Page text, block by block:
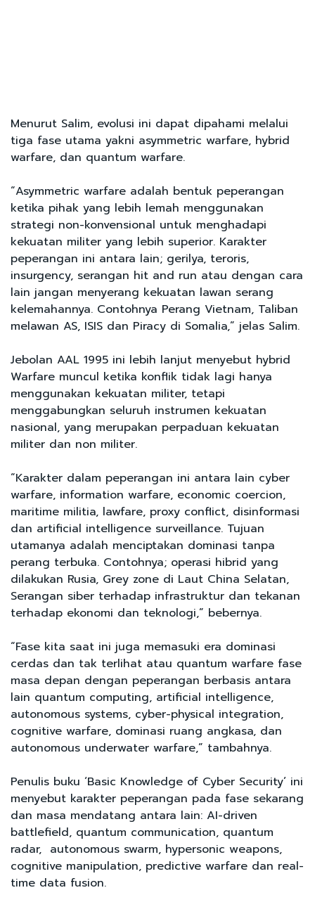
Menurut Salim, evolusi ini dapat dipahami melalui
tiga fase utama yakni asymmetric warfare, hybrid
warfare, dan quantum warfare.
“Asymmetric warfare adalah bentuk peperangan
ketika pihak yang lebih lemah menggunakan
strategi non-konvensional untuk menghadapi
kekuatan militer yang lebih superior. Karakter
peperangan ini antara lain; gerilya, teroris,
insurgency, serangan hit and run atau dengan cara
lain jangan menyerang kekuatan lawan serang
kelemahannya. Contohnya Perang Vietnam, Taliban
melawan AS, ISIS dan Piracy di Somalia,” jelas Salim.
Jebolan AAL 1995 ini lebih lanjut menyebut hybrid
Warfare muncul ketika konflik tidak lagi hanya
menggunakan kekuatan militer, tetapi
menggabungkan seluruh instrumen kekuatan
nasional, yang merupakan perpaduan kekuatan
militer dan non militer.
“Karakter dalam peperangan ini antara lain cyber
warfare, information warfare, economic coercion,
maritime militia, lawfare, proxy conflict, disinformasi
dan artificial intelligence surveillance. Tujuan
utamanya adalah menciptakan dominasi tanpa
perang terbuka. Contohnya; operasi hibrid yang
dilakukan Rusia, Grey zone di Laut China Selatan,
Serangan siber terhadap infrastruktur dan tekanan
terhadap ekonomi dan teknologi,” bebernya.
“Fase kita saat ini juga memasuki era dominasi
cerdas dan tak terlihat atau quantum warfare fase
masa depan dengan peperangan berbasis antara
lain quantum computing, artificial intelligence,
autonomous systems, cyber-physical integration,
cognitive warfare, dominasi ruang angkasa, dan
autonomous underwater warfare,” tambahnya.
Penulis buku ‘Basic Knowledge of Cyber Security’ ini
menyebut karakter peperangan pada fase sekarang
dan masa mendatang antara lain: AI-driven
battlefield, quantum communication, quantum
radar, autonomous swarm, hypersonic weapons,
cognitive manipulation, predictive warfare dan real-
time data fusion.